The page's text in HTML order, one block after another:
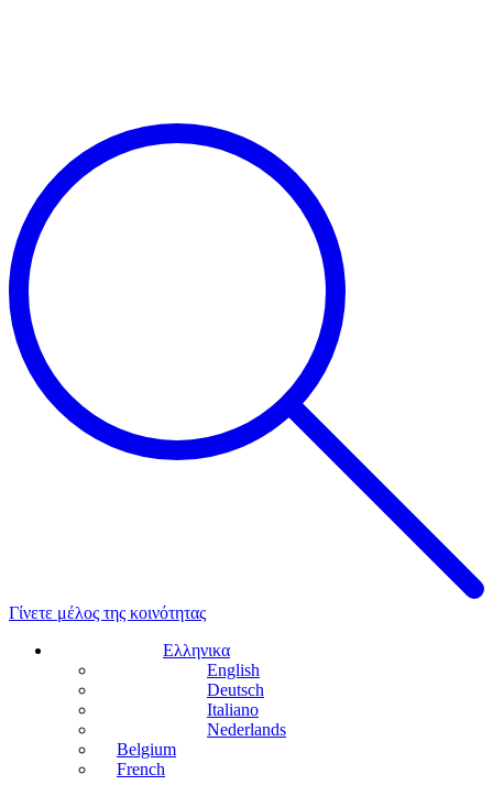
Γίνετε μέλος της κοινότητας
Ελληνικα
English
Deutsch
Italiano
Nederlands
Belgium
French